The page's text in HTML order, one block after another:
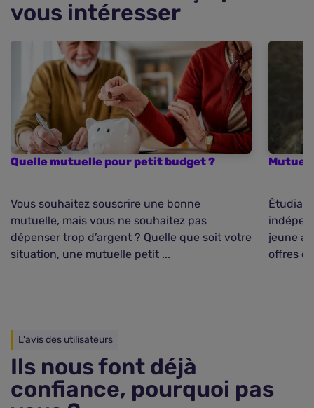
vous intéresser
Quelle mutuelle pour petit budget ?
Vous souhaitez souscrire une bonne
mutuelle, mais vous ne souhaitez pas
dépenser trop d’argent ? Quelle que soit votre
situation, une mutuelle petit ...
jeune
offres
L'avis des utilisateurs
Ils nous font déjà
confiance, pourquoi pas